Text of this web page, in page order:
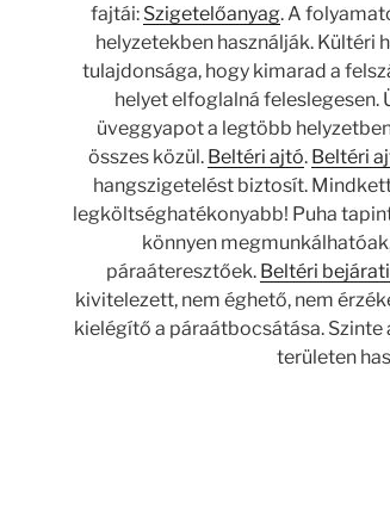
fajtái: Szigetelőanyag. A
helyzetekben használják. Kültéri
tulajdonsága, hogy kimarad a
helyet elfoglalná
üveggyapot a legtöbb
összes közül. Beltéri ajtó. Beltéri
hangszigetelést biztosít.
legköltséghatékonyabb! Puha
könnyen
páraáteresztőek. Beltéri
kivitelezett, nem éghető, nem
kielégítő a páraátbocsátása. Szinte
területen